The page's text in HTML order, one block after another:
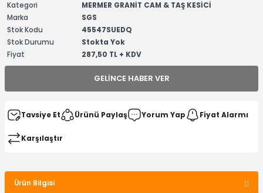
Kategori
MERMER GRANİT CAM & TAŞ KESİCİ
Marka
SGS
Stok Kodu
45547SUEDQ
Stok Durumu
Stokta Yok
Fiyat
287,50 TL + KDV
GELINCE HABER VER
Tavsiye Et Ürünü Paylaş Yorum Yap Fiyat Alarmı
Karşılaştır
Ürün Bilgisi